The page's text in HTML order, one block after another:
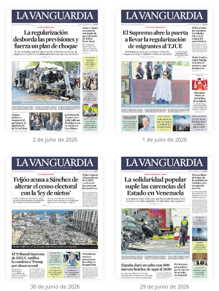
2 de julio de 2026 1 de julio de 2026
30 de junio de 2026 29 de junio de 2026